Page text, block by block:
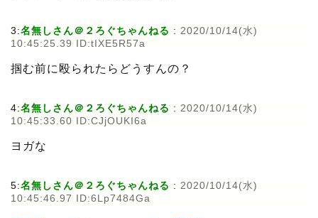
3:名無しさん＠２ろぐちゃんねる : 2020/10/14(水)
10:45:25.39 ID:tIXE5R57a
掴む前に殴られたらどうすんの？
4:名無しさん＠２ろぐちゃんねる : 2020/10/14(水)
10:45:33.60 ID:CJjOUKI6a
ヨガな
5:名無しさん＠２ろぐちゃんねる : 2020/10/14(水)
10:45:46.97 ID:6Lp7484Ga